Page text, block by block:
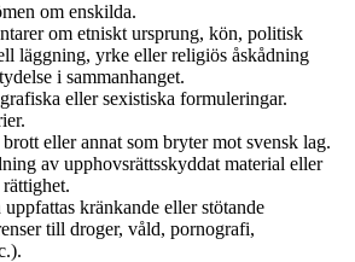
om enskilda.
om etniskt ursprung, kön, politisk
läggning, yrke eller religiös åskådning
i sammanhanget.
eller sexistiska formuleringar.
eller annat som bryter mot svensk lag.
av upphovsrättsskyddat material eller
kränkande eller stötande
till droger, våld, pornografi,